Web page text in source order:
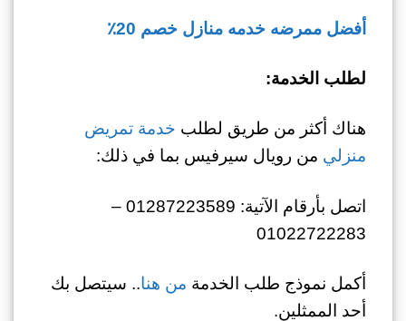
أفضل ممرضه خدمه منازل خصم 20٪
لطلب الخدمة:
هناك أكثر من طريق لطلب خدمة تمريض
منزلي من رويال سيرفيس بما في ذلك:
اتصل بأرقام الآتية: 01287223589 –
01022722283
أكمل نموذج طلب الخدمة من هنا.. سيتصل بك
أحد الممثلين.